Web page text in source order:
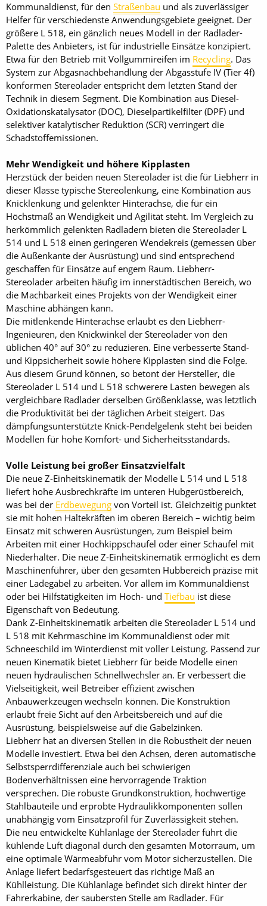
Kommunaldienst, für den Straßenbau und als zuverlässiger
Helfer für verschiedenste Anwendungsgebiete geeignet. Der
größere L 518, ein gänzlich neues Modell in der Radlader-
Palette des Anbieters, ist für industrielle Einsätze konzipiert.
Etwa für den Betrieb mit Vollgummireifen im Recycling. Das
System zur Abgasnachbehandlung der Abgasstufe IV (Tier 4f)
konformen Stereolader entspricht dem letzten Stand der
Technik in diesem Segment. Die Kombination aus Diesel-
Oxidationskatalysator (DOC), Dieselpartikelfilter (DPF) und
selektiver katalytischer Reduktion (SCR) verringert die
Schadstoffemissionen.
Mehr Wendigkeit und höhere Kipplasten
Herzstück der beiden neuen Stereolader ist die für Liebherr in
dieser Klasse typische Stereolenkung, eine Kombination aus
Knicklenkung und gelenkter Hinterachse, die für ein
Höchstmaß an Wendigkeit und Agilität steht. Im Vergleich zu
herkömmlich gelenkten Radladern bieten die Stereolader L
514 und L 518 einen geringeren Wendekreis (gemessen über
die Außenkante der Ausrüstung) und sind entsprechend
geschaffen für Einsätze auf engem Raum. Liebherr-
Stereolader arbeiten häufig im innerstädtischen Bereich, wo
die Machbarkeit eines Projekts von der Wendigkeit einer
Maschine abhängen kann.
Die mitlenkende Hinterachse erlaubt es den Liebherr-
Ingenieuren, den Knickwinkel der Stereolader von den
üblichen 40° auf 30° zu reduzieren. Eine verbesserte Stand-
und Kippsicherheit sowie höhere Kipplasten sind die Folge.
Aus diesem Grund können, so betont der Hersteller, die
Stereolader L 514 und L 518 schwerere Lasten bewegen als
vergleichbare Radlader derselben Größenklasse, was letztlich
die Produktivität bei der täglichen Arbeit steigert. Das
dämpfungsunterstützte Knick-Pendelgelenk steht bei beiden
Modellen für hohe Komfort- und Sicherheitsstandards.
Volle Leistung bei großer Einsatzvielfalt
Die neue Z-Einheitskinematik der Modelle L 514 und L 518
liefert hohe Ausbrechkräfte im unteren Hubgerüstbereich,
was bei der Erdbewegung von Vorteil ist. Gleichzeitig punktet
sie mit hohen Haltekräften im oberen Bereich – wichtig beim
Einsatz mit schweren Ausrüstungen, zum Beispiel beim
Arbeiten mit einer Hochkippschaufel oder einer Schaufel mit
Niederhalter. Die neue Z-Einheitskinematik ermöglicht es dem
Maschinenführer, über den gesamten Hubbereich präzise mit
einer Ladegabel zu arbeiten. Vor allem im Kommunaldienst
oder bei Hilfstätigkeiten im Hoch- und Tiefbau ist diese
Eigenschaft von Bedeutung.
Dank Z-Einheitskinematik arbeiten die Stereolader L 514 und
L 518 mit Kehrmaschine im Kommunaldienst oder mit
Schneeschild im Winterdienst mit voller Leistung. Passend zur
neuen Kinematik bietet Liebherr für beide Modelle einen
neuen hydraulischen Schnellwechsler an. Er verbessert die
Vielseitigkeit, weil Betreiber effizient zwischen
Anbauwerkzeugen wechseln können. Die Konstruktion
erlaubt freie Sicht auf den Arbeitsbereich und auf die
Ausrüstung, beispielsweise auf die Gabelzinken.
Liebherr hat an diversen Stellen in die Robustheit der neuen
Modelle investiert. Etwa bei den Achsen, deren automatische
Selbstsperrdifferenziale auch bei schwierigen
Bodenverhältnissen eine hervorragende Traktion
versprechen. Die robuste Grundkonstruktion, hochwertige
Stahlbauteile und erprobte Hydraulikkomponenten sollen
unabhängig vom Einsatzprofil für Zuverlässigkeit stehen.
Die neu entwickelte Kühlanlage der Stereolader führt die
kühlende Luft diagonal durch den gesamten Motorraum, um
eine optimale Wärmeabfuhr vom Motor sicherzustellen. Die
Anlage liefert bedarfsgesteuert das richtige Maß an
Kühlleistung. Die Kühlanlage befindet sich direkt hinter der
Fahrerkabine, der saubersten Stelle am Rad­lader. Für